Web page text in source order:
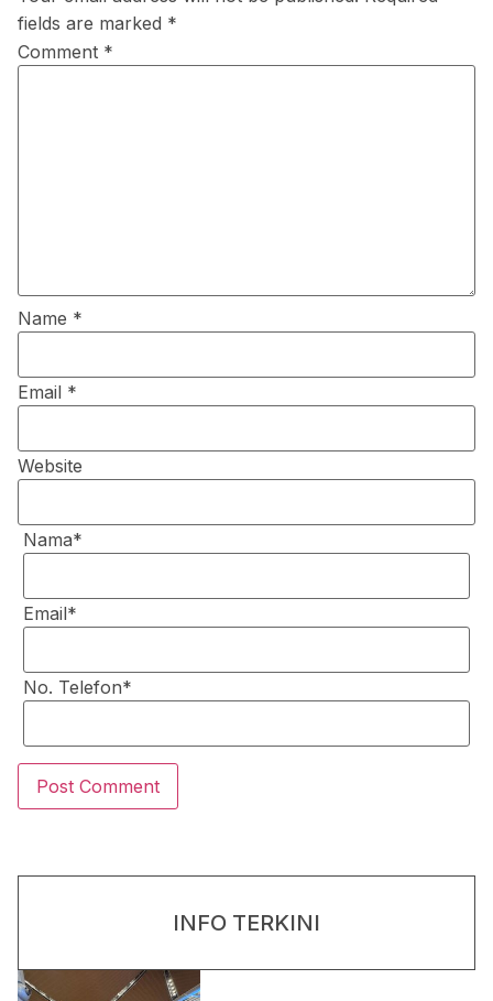
fields are marked *
Comment *
Name *
Email *
Website
Nama*
Email*
No. Telefon*
INFO TERKINI